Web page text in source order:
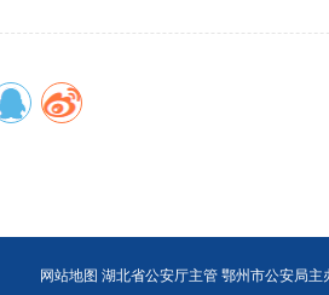
网站地图 湖北省公安厅主管 鄂州市公安局